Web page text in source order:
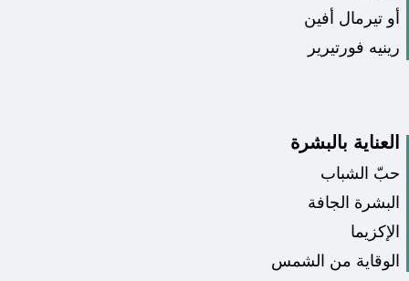
أو تيرمال أفين
رينيه فورتيرير
العناية بالبشرة
حبّ الشباب
البشرة الجافة
الإكزيما
الوقاية من الشمس